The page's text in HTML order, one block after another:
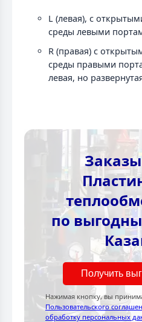
L (левая), с
среды левыми
R (правая) с
среды правыми
левая, но
по
Получить
Нажимая кнопку, вы
Пользовательского
обработку персональных